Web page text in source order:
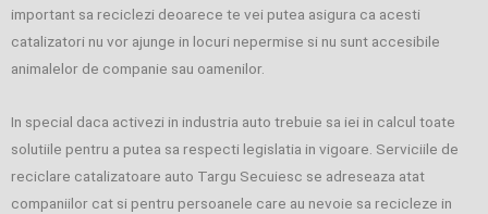
important sa reciclezi deoarece te vei putea asigura ca acesti
catalizatori nu vor ajunge in locuri nepermise si nu sunt accesibile
animalelor de companie sau oamenilor.
In special daca activezi in industria auto trebuie sa iei in calcul toate
solutiile pentru a putea sa respecti legislatia in vigoare. Serviciile de
reciclare catalizatoare auto Targu Secuiesc se adreseaza atat
companiilor cat si pentru persoanele care au nevoie sa recicleze in